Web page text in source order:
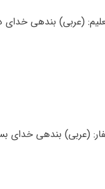
(عربی) بندهی خدای
(عربی) بندهی خدای